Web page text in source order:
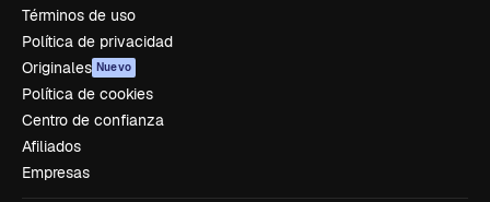
Términos de uso
Política de privacidad
Originales Nuevo
Política de cookies
Centro de confianza
Afiliados
Empresas